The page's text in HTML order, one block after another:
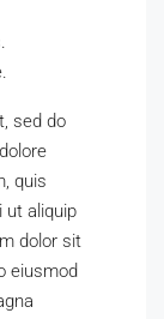
sed do
quis
ut aliquip
dolor sit
eiusmod